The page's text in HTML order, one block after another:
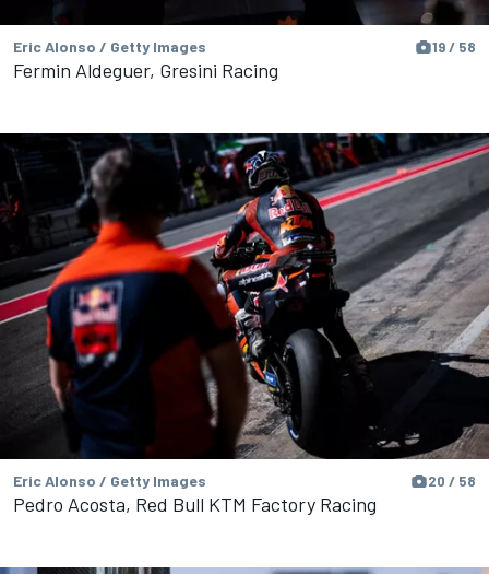
Eric Alonso / Getty Images 19 / 58
Fermin Aldeguer, Gresini Racing
Eric Alonso / Getty Images 20 / 58
Pedro Acosta, Red Bull KTM Factory Racing